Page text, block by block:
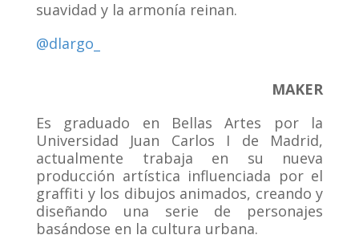
suavidad y la armonía reinan.
@dlargo_
MAKER
Es graduado en Bellas Artes por la
Universidad Juan Carlos I de Madrid,
actualmente trabaja en su nueva
producción artística influenciada por el
graffiti y los dibujos animados, creando y
diseñando una serie de personajes
basándose en la cultura urbana.